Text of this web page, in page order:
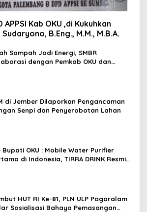
APPSI Kab OKU ,di Kukuhkan
B.Eng., M.M., M.B.A.
Sampah Jadi Energi, SMBR
dengan Pemkab OKU dan
di Jember Dilaporkan Pengancaman
Senpi dan Penyerobotan Lahan
Bupati OKU : Mobile Water Purifier
di Indonesia, TIRRA DRINK Resmi
HUT RI Ke-81, PLN ULP Pagaralam
Sosialisasi Bahaya Pemasangan